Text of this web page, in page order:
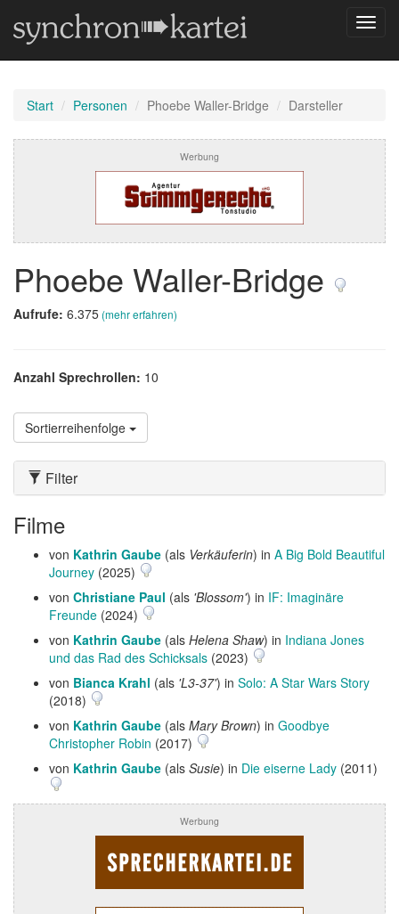
Start Personen Phoebe Waller-Bridge Darsteller
Werbung
Phoebe Waller-Bridge
Aufrufe: 6.375(mehr erfahren)
Anzahl Sprechrollen: 10
Sortierreihenfolge
Filter
Filme
von Kathrin Gaube (als Verkäuferin) in A Big Bold Beautiful
Journey (2025)
von Christiane Paul (als 'Blossom') in IF: Imaginäre
Freunde (2024)
von Kathrin Gaube (als Helena Shaw) in Indiana Jones
und das Rad des Schicksals (2023)
von Bianca Krahl (als 'L3-37') in Solo: A Star Wars Story
(2018)
von Kathrin Gaube (als Mary Brown) in Goodbye
Christopher Robin (2017)
von Kathrin Gaube (als Susie) in Die eiserne Lady (2011)
Werbung